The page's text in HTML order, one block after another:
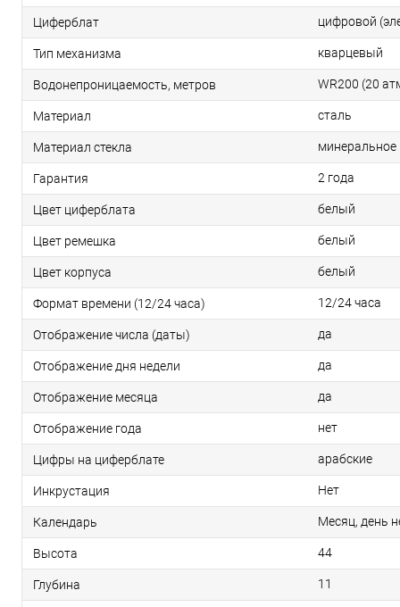
Циферблат цифровой
Тип механизма кварцевый
Водонепроницаемость, метров WR200 (20
Материал сталь
Материал стекла минеральное
Гарантия 2 года
Цвет циферблата белый
Цвет ремешка белый
Цвет корпуса белый
Формат времени (12/24 часа) 12/24 часа
Отображение числа (даты) да
Отображение дня недели да
Отображение месяца да
Отображение года нет
Цифры на циферблате арабские
Инкрустация Нет
Календарь Месяц, день
Высота 44
Глубина 11